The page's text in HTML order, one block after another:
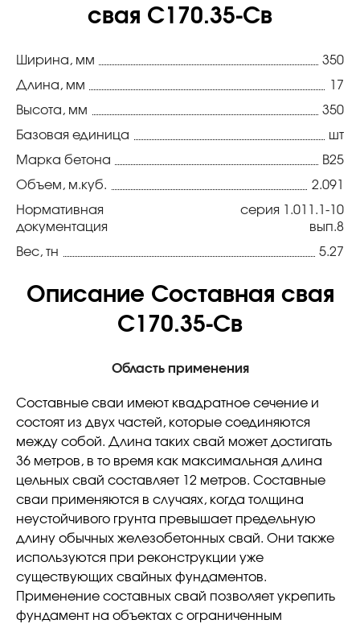
свая С170.35-Св
Ширина, мм
350
Длина, мм
17
Высота, мм
350
Базовая единица
шт
Марка бетона
В25
Объем, м.куб.
2.091
Нормативная
документация
серия 1.011.1-10
вып.8
Вес, тн
5.27
Описание Составная свая
С170.35-Св
Область применения
Составные сваи имеют квадратное сечение и
состоят из двух частей, которые соединяются
между собой. Длина таких свай может достигать
36 метров, в то время как максимальная длина
цельных свай составляет 12 метров. Составные
сваи применяются в случаях, когда толщина
неустойчивого грунта превышает предельную
длину обычных железобетонных свай. Они также
используются при реконструкции уже
существующих свайных фундаментов.
Применение составных свай позволяет укрепить
фундамент на объектах с ограниченным